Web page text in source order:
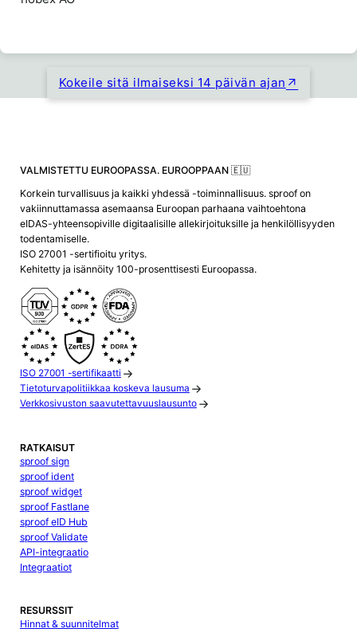
Kokeile sitä ilmaiseksi 14 päivän ajan
VALMISTETTU EUROOPASSA. EUROOPPAAN 🇪🇺
Korkein turvallisuus ja kaikki yhdessä -toiminnallisuus. sproof on
vakiinnuttamassa asemaansa Euroopan parhaana vaihtoehtona
eIDAS-yhteensopiville digitaalisille allekirjoituksille ja henkilöllisyyden
todentamiselle.
ISO 27001 -sertifioitu yritys.
Kehitetty ja isännöity 100-prosenttisesti Euroopassa.
ISO 27001 -sertifikaatti
Tietoturvapolitiikkaa koskeva lausuma
Verkkosivuston saavutettavuuslausunto
RATKAISUT
sproof sign
sproof ident
sproof widget
sproof Fastlane
sproof eID Hub
sproof Validate
API-integraatio
Integraatiot
RESURSSIT
Hinnat & suunnitelmat